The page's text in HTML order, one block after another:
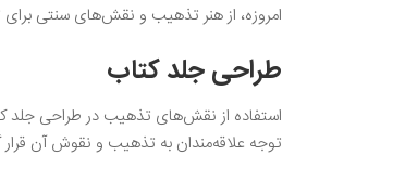
امروزه، از هنر تذهیب و نقش‌های سنتی
طراحی جلد کتاب
استفاده از نقش‌های تذهیب در طراحی
توجه علاقه‌مندان به تذهیب و نقوش آن قرار